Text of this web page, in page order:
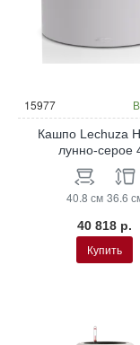
15977
Кашпо Lechuza
лунно-серое
40.8 см 36.6
40 818 р.
Купить